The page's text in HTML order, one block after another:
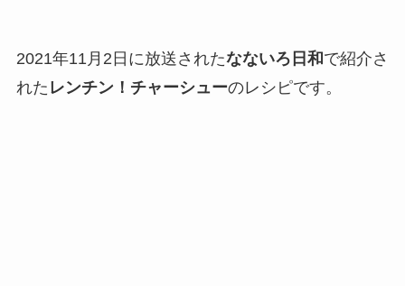
2021年11月2日に放送されたなないろ日和で紹介さ
れた レンチン！チャーシューのレシピです。